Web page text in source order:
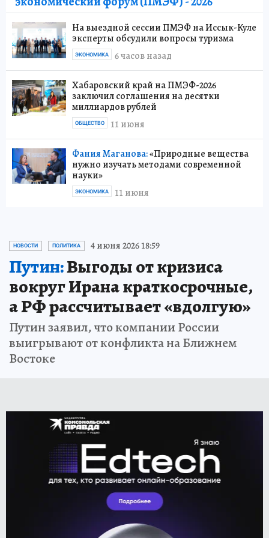
На выездной сессии ПМЭФ на Иссык-Куле
эксперты обсудили вопросы туризма
6 часов назад
ЭКОНОМИКА
Хабаровский край на ПМЭФ-2026
заключил соглашения на десятки
миллиардов рублей
11 июня
ОБЩЕСТВО
Фания Маганова:«Природные вещества
нужно изучать методами современной
науки»
11 июня
ЭКОНОМИКА
НОВОСТИ ПОЛИТИКА 4 июня 2026 18:59
Путин:Выгоды от кризиса
вокруг Ирана краткосрочные,
а РФ рассчитывает «вдолгую»
Путин заявил, что компании России
выигрывают от конфликта на Ближнем
Востоке